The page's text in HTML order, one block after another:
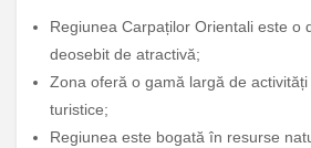
Regiunea Carpaților Orientali este o
deosebit de atractivă;
Zona oferă o gamă largă de
turistice;
Regiunea este bogată în resurse